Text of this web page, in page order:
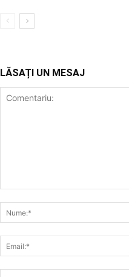
LĂSAȚI UN MESAJ